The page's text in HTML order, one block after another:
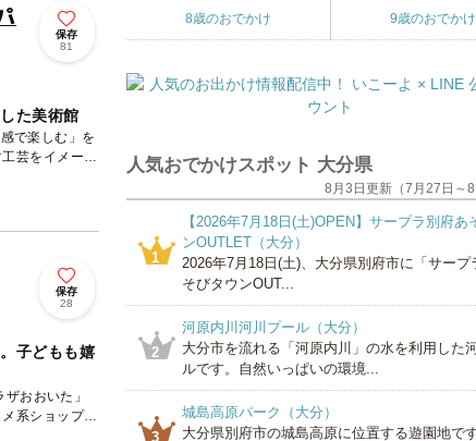
保存
81
た美術館
で楽しむ」を
芸をイメージ
保存
28
子どもも嬉
おおいた」
系ショップの
園までそろう
8歳のおでかけ 9歳のおでかけ
人気おでかけスポット 大分県
8月3日更新（7月27日～8
1
【2026年7月18日(土)OPEN】サープラ別府あ
ンOUTLET（大分）
2026年7月18日(土)、大分県別府市に「サープ
そびタウンOUT...
2
河原内川河川プール（大分）
大分市を流れる「河原内川」の水を利用した
ルです。自然いっぱいの環境...
3
城島高原パーク（大分）
大分県別府市の城島高原に位置する遊園地で